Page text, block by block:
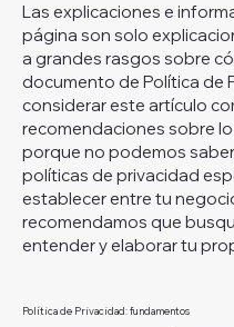
Las explicaciones e
página son solo
a grandes rasgos sobre
documento de Política de
considerar este artículo
recomendaciones sobre
porque no podemos
políticas de privacidad
establecer entre tu
recomendamos que
entender y elaborar tu
Política de Privacidad: fundamentos